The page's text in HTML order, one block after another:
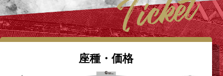
座種・価格